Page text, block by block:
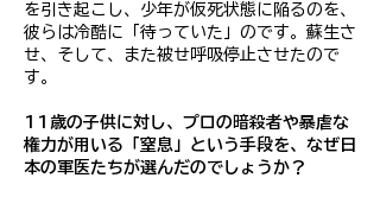
を引き起こし、少年が仮死状態に陥るのを、
彼らは冷酷に「待っていた」のです。蘇生さ
せ、そして、また被せ呼吸停止させたので
す。
11歳の子供に対し、プロの暗殺者や暴虐な
権力が用いる「窒息」という手段を、なぜ日
本の軍医たちが選んだのでしょうか？